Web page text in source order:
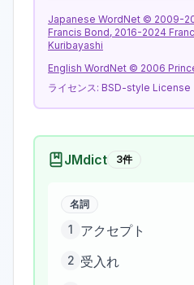
Japanese WordNet © 2009-
Francis Bond, 2016-2024
Kuribayashi
English WordNet © 2006
ライセンス: BSD-style License
JMdict 3件
名詞
1 アクセプト
2 受入れ